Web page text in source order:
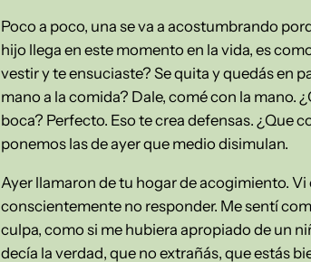
Poco a poco, una se va a acostumbrando
hijo llega en este momento en la vida, es
vestir y te ensuciaste? Se quita y quedás en
mano a la comida? Dale, comé con la mano.
boca? Perfecto. Eso te crea defensas. ¿Que
ponemos las de ayer que medio disimulan.
Ayer llamaron de tu hogar de acogimiento.
conscientemente no responder. Me sentí
culpa, como si me hubiera apropiado de un
decía la verdad, que no extrañás, que estás